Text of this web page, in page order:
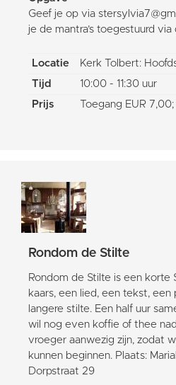
Geef je op via
je de mantra’s toegestuurd via
Locatie
Kerk Tolbert:
Tijd
10:00 - 11:30 uur
Prijs
Toegang EUR
Rondom de Stilte
Rondom de Stilte is een korte
kaars, een lied, een tekst, een
langere stilte. Een half uur
wil nog even koffie of thee
vroeger aanwezig zijn, zodat
kunnen beginnen. Plaats:
Dorpstraat 29